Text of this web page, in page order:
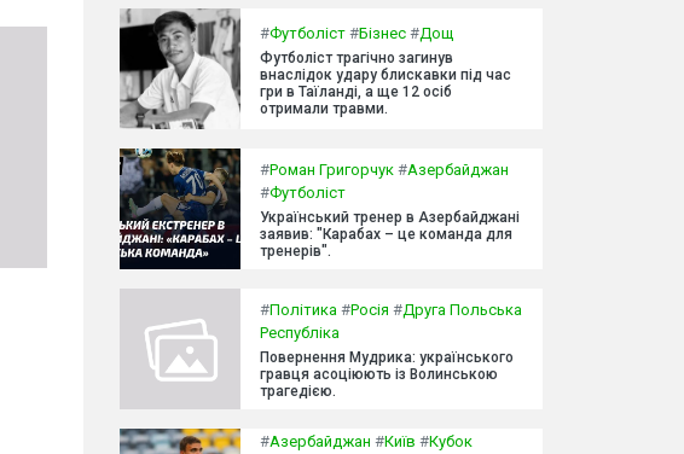
#Футболіст #Бізнес #Дощ
Футболіст трагічно загинув
внаслідок удару блискавки під час
гри в Таїланді, а ще 12 осіб
отримали травми.
#Роман Григорчук #Азербайджан
#Футболіст
Український тренер в Азербайджані
заявив: "Карабах – це команда для
тренерів".
#Політика #Росія #Друга Польська
Республіка
Повернення Мудрика: українського
гравця асоціюють із Волинською
трагедією.
#Азербайджан #Київ #Кубок